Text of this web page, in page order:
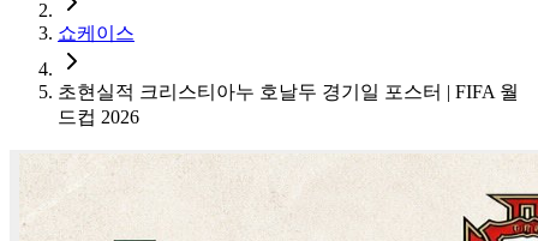
쇼케이스
초현실적 크리스티아누 호날두 경기일 포스터 | FIFA 월
드컵 2026